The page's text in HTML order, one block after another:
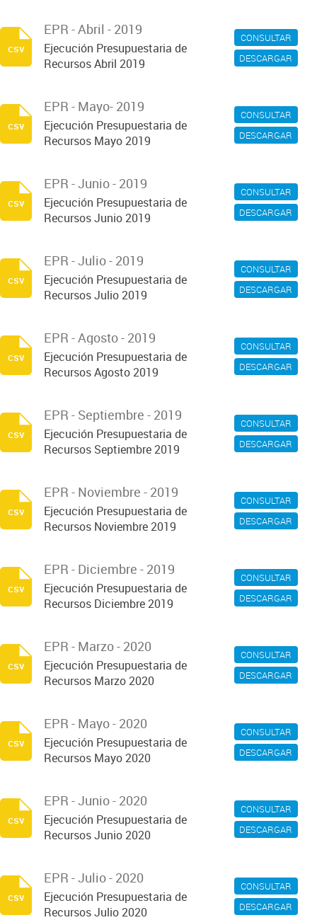
CONSULTAR
DESCARGAR
EPR - Abril - 2019
Ejecución Presupuestaria de
Recursos Abril 2019
csv
CONSULTAR
DESCARGAR
EPR - Mayo- 2019
Ejecución Presupuestaria de
Recursos Mayo 2019
csv
CONSULTAR
DESCARGAR
EPR - Junio - 2019
Ejecución Presupuestaria de
Recursos Junio 2019
csv
CONSULTAR
DESCARGAR
EPR - Julio - 2019
Ejecución Presupuestaria de
Recursos Julio 2019
csv
CONSULTAR
DESCARGAR
EPR - Agosto - 2019
Ejecución Presupuestaria de
Recursos Agosto 2019
csv
CONSULTAR
DESCARGAR
EPR - Septiembre - 2019
Ejecución Presupuestaria de
Recursos Septiembre 2019
csv
CONSULTAR
DESCARGAR
EPR - Noviembre - 2019
Ejecución Presupuestaria de
Recursos Noviembre 2019
csv
CONSULTAR
DESCARGAR
EPR - Diciembre - 2019
Ejecución Presupuestaria de
Recursos Diciembre 2019
csv
CONSULTAR
DESCARGAR
EPR - Marzo - 2020
Ejecución Presupuestaria de
Recursos Marzo 2020
csv
CONSULTAR
DESCARGAR
EPR - Mayo - 2020
Ejecución Presupuestaria de
Recursos Mayo 2020
csv
CONSULTAR
DESCARGAR
EPR - Junio - 2020
Ejecución Presupuestaria de
Recursos Junio 2020
csv
CONSULTAR
DESCARGAR
EPR - Julio - 2020
Ejecución Presupuestaria de
Recursos Julio 2020
csv